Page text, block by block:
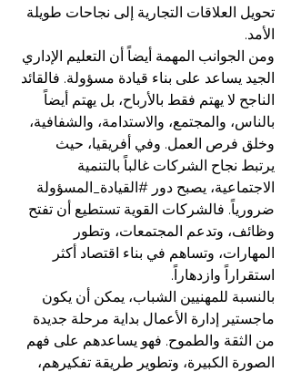
تحويل العلاقات التجارية إلى نجاحات طويلة
الأمد.
ومن الجوانب المهمة أيضاً أن التعليم الإداري
الجيد يساعد على بناء قيادة مسؤولة. فالقائد
الناجح لا يهتم فقط بالأرباح، بل يهتم أيضاً
بالناس، والمجتمع، والاستدامة، والشفافية،
وخلق فرص العمل. وفي أفريقيا، حيث
يرتبط نجاح الشركات غالباً بالتنمية
الاجتماعية، يصبح دور #القيادة_المسؤولة
ضرورياً. فالشركات القوية تستطيع أن تفتح
وظائف، وتدعم المجتمعات، وتطور
المهارات، وتساهم في بناء اقتصاد أكثر
استقراراً وازدهاراً.
بالنسبة للمهنيين الشباب، يمكن أن يكون
ماجستير إدارة الأعمال بداية مرحلة جديدة
من الثقة والطموح. فهو يساعدهم على فهم
الصورة الكبيرة، وتطوير طريقة تفكيرهم،